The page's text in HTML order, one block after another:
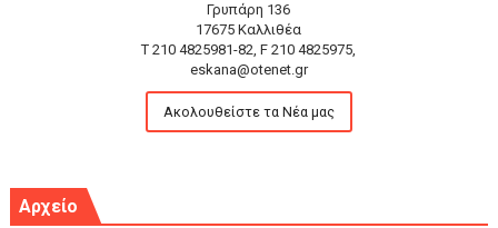
Γρυπάρη 136
17675 Καλλιθέα
T 210 4825981-82, F 210 4825975,
eskana@otenet.gr
Ακολουθείστε τα Νέα μας
Αρχείο